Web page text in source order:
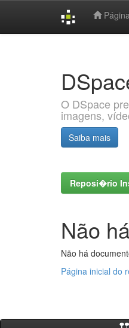
O DSpace
imagens,
Saiba mais
Reposi�rio
Não
Não há
Página inicial do